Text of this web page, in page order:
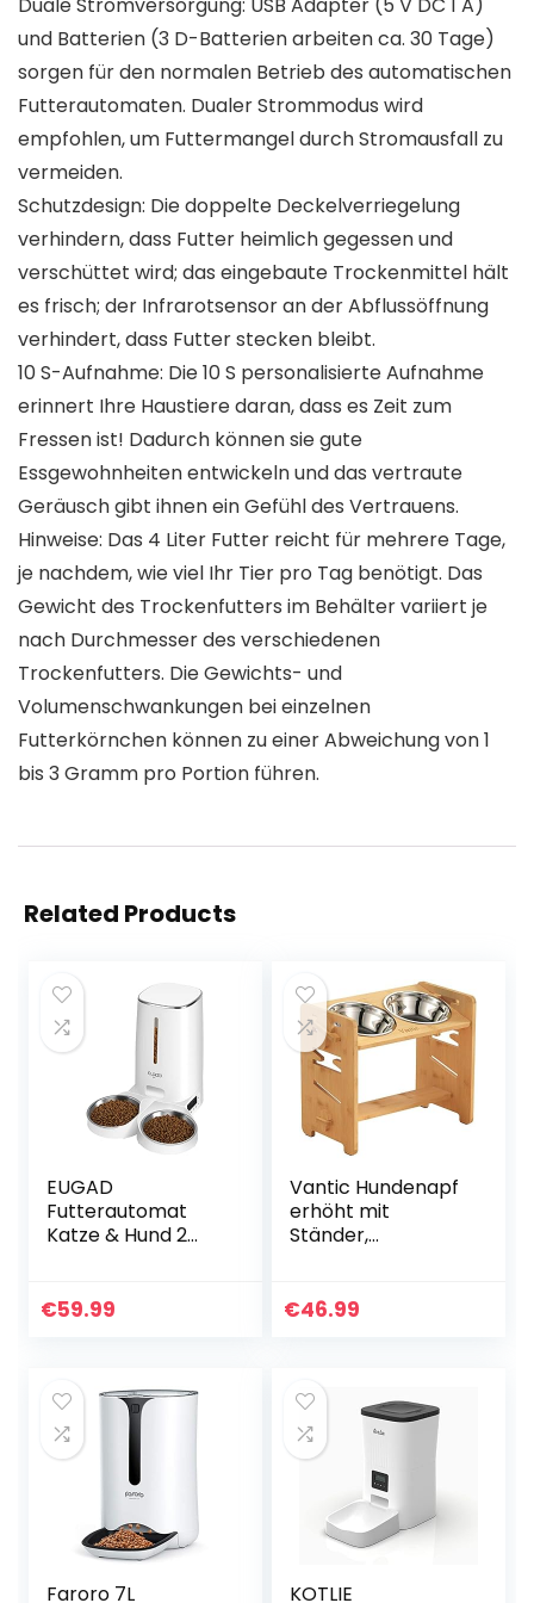
Duale Stromversorgung: USB Adapter (5 V DC 1 A)
und Batterien (3 D-Batterien arbeiten ca. 30 Tage)
sorgen für den normalen Betrieb des automatischen
Futterautomaten. Dualer Strommodus wird
empfohlen, um Futtermangel durch Stromausfall zu
vermeiden.
Schutzdesign: Die doppelte Deckelverriegelung
verhindern, dass Futter heimlich gegessen und
verschüttet wird; das eingebaute Trockenmittel hält
es frisch; der Infrarotsensor an der Abflussöffnung
verhindert, dass Futter stecken bleibt.
10 S-Aufnahme: Die 10 S personalisierte Aufnahme
erinnert Ihre Haustiere daran, dass es Zeit zum
Fressen ist! Dadurch können sie gute
Essgewohnheiten entwickeln und das vertraute
Geräusch gibt ihnen ein Gefühl des Vertrauens.
Hinweise: Das 4 Liter Futter reicht für mehrere Tage,
je nachdem, wie viel Ihr Tier pro Tag benötigt. Das
Gewicht des Trockenfutters im Behälter variiert je
nach Durchmesser des verschiedenen
Trockenfutters. Die Gewichts- und
Volumenschwankungen bei einzelnen
Futterkörnchen können zu einer Abweichung von 1
bis 3 Gramm pro Portion führen.
Related Products
EUGAD
Futterautomat
Katze & Hund 2
Futterspender für
360g/Mahlzeit,
Abnehmbar und
waschbar,
Kabelgebundene
€59.99
Vantic Hundenapf
erhöht mit
Ständer,
Erhöht für Großen
2 Edelstahlnäpfen
und Rutschfesten
Füßen
€46.99
Faroro 7L
KOTLIE